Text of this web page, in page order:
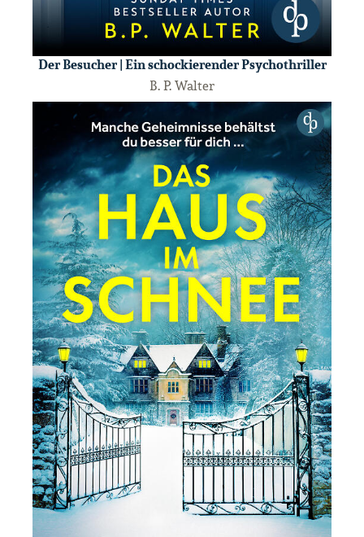
Der Besucher | Ein schockierender Psychothriller
B. P. Walter